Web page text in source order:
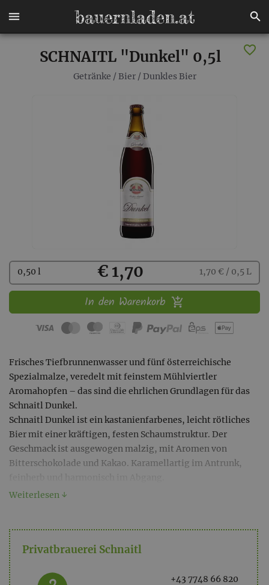
SCHNAITL "Dunkel" 0,5l
Getränke / Bier/ Dunkles Bier
Kaufen
0,50 l € 1,70 1,70 € / 0,5 L
In den Warenkorb
Frisches Tiefbrunnenwasser und fünf österreichische
Spezialmalze, veredelt mit feinstem Mühlviertler
Aromahopfen – das sind die ehrlichen Grundlagen für das
Schnaitl Dunkel.
Schnaitl Dunkel ist ein kastanienfarbenes, leicht rötliches
Bier mit einer kräftigen, festen Schaumstruktur. Der
Geschmack ist ausgewogen malzig, mit Aromen von
Bitterschokolade und Kakao. Karamellartig im Antrunk,
Weiterlesen ↓
Privatbrauerei Schnaitl
+43 7748 66 820